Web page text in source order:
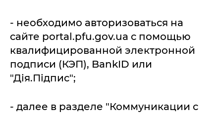
- необходимо авторизоваться на
сайте portal.pfu.gov.ua с помощью
квалифицированной электронной
подписи (КЭП), BankID или
"Дія.Підпис";
- далее в разделе "Коммуникации с